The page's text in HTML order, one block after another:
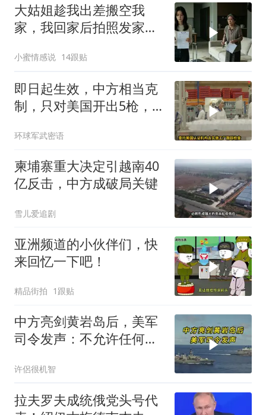
大姑姐趁我出差搬空我
家，我回家后拍照发家族
小蜜情感说 14跟贴
即日起生效，中方相当克
制，只对美国开出5枪，
环球军武密语
柬埔寨重大决定引越南40
亿反击，中方成破局关键
雪儿爱追剧
亚洲频道的小伙伴们，快
来回忆一下吧！
精品街拍 1跟贴
中方亮剑黄岩岛后，美军
司令发声：不允许任何国
许侶很机智
拉夫罗夫成统俄党头号代